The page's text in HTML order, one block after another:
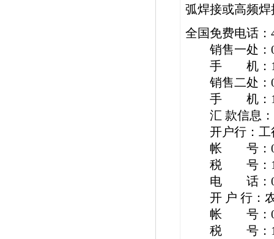
弧焊接或高频
全国免费电话：
销售一处：
手 机：
销售二处：
手 机：
汇 款信息：
开户行：工
帐 号：
税 号：
电 话：
开 户 行：农
帐 号：02-
税 号：